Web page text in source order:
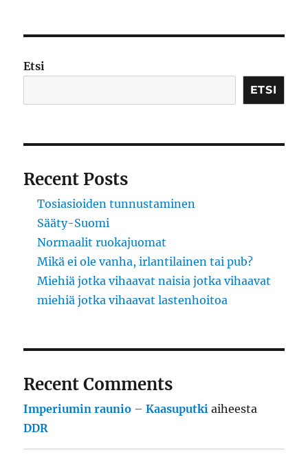
Etsi
ETSI
Recent Posts
Tosiasioiden tunnustaminen
Sääty-Suomi
Normaalit ruokajuomat
Mikä ei ole vanha, irlantilainen tai pub?
Miehiä jotka vihaavat naisia jotka vihaavat
miehiä jotka vihaavat lastenhoitoa
Recent Comments
Imperiumin raunio – Kaasuputki aiheesta
DDR